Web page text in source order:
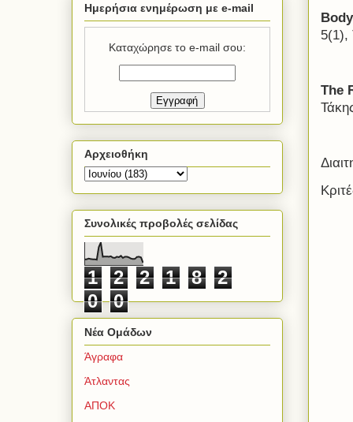
Body
5(1),
The
Ημερήσια ενημέρωση με e-mail
Καταχώρησε το e-mail σου:
Αρχειοθήκη
Συνολικές προβολές σελίδας
1 2 2 1 8
2
0
0
Νέα Ομάδων
Άγραφα
Άτλαντας
ΑΠΟΚ